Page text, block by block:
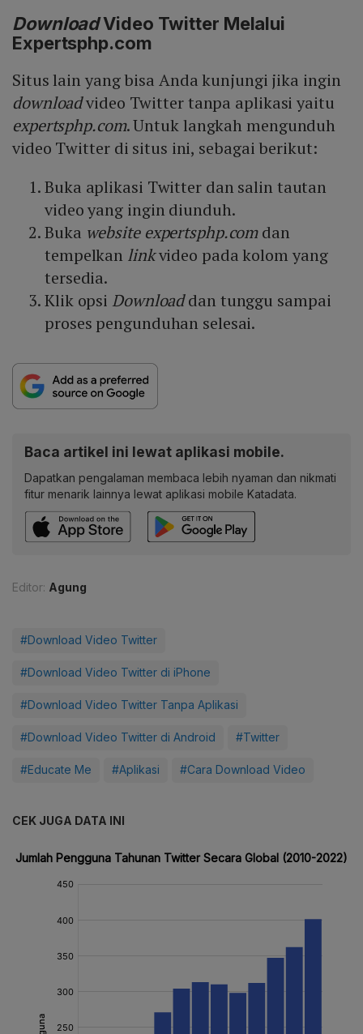
DownloadVideo Twitter Melalui
Expertsphp.com
Situs lain yang bisa Anda kunjungi jika ingin
downloadvideo Twitter tanpa aplikasi yaitu
expertsphp.com. Untuk langkah mengunduh
video Twitter di situs ini, sebagai berikut:
Buka aplikasi Twitter dan salin tautan
video yang ingin diunduh.
Buka website expertsphp.comdan
tempelkan linkvideo pada kolom yang
tersedia.
Klik opsi Downloaddan tunggu sampai
proses pengunduhan selesai.
Baca artikel ini lewat aplikasi mobile.
Dapatkan pengalaman membaca lebih nyaman dan nikmati
fitur menarik lainnya lewat aplikasi mobile Katadata.
Editor: Agung
#Download Video Twitter
#Download Video Twitter di iPhone
#Download Video Twitter Tanpa Aplikasi
#Download Video Twitter di Android #Twitter
#Educate Me #Aplikasi #Cara Download Video
CEK JUGA DATA INI